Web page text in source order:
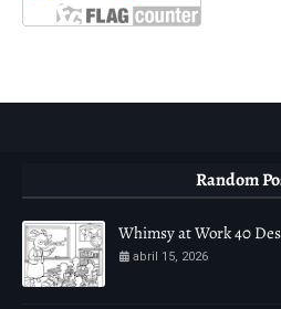
Random
Whimsy at Work 40
abril 15, 2026